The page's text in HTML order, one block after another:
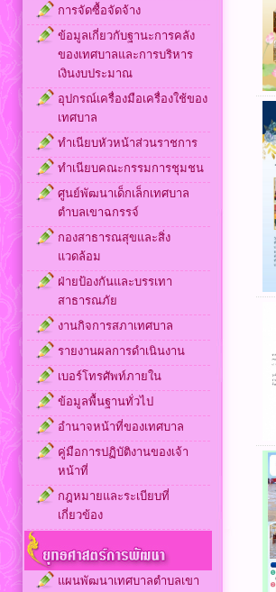
การจัดซื้อจัดจ้าง
ข้อมูลเกี่ยวกับฐานะการคลัง
ของเทศบาลและการบริหาร
เงินงบประมาณ
อุปกรณ์เครื่องมือเครื่องใช้ของ
เทศบาล
ทำเนียบหัวหน้าส่วนราชการ
ทำเนียบคณะกรรมการชุมชน
ศูนย์พัฒนาเด็กเล็กเทศบาล
ตำบลเขาฉกรรจ์
กองสาธารณสุขและสิ่ง
แวดล้อม
ฝ่ายป้องกันและบรรเทา
สาธารณภัย
งานกิจการสภาเทศบาล
รายงานผลการดำเนินงาน
เบอร์โทรศัพท์ภายใน
ข้อมูลพื้นฐานทั่วไป
อำนาจหน้าที่ของเทศบาล
คู่มือการปฏิบัติงานของเจ้า
หน้าที่
กฎหมายและระเบียบที่
เกี่ยวข้อง
แผนพัฒนาเทศบาลตำบลเขา